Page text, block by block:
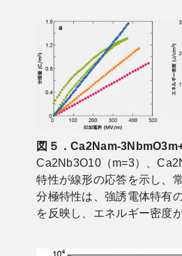
図５．Ca2Nam-
Ca2Nb3O10（m=3）、
特性が線形の応答を示し、
分極特性は、強誘電体特有
を反映し、エネルギー密度